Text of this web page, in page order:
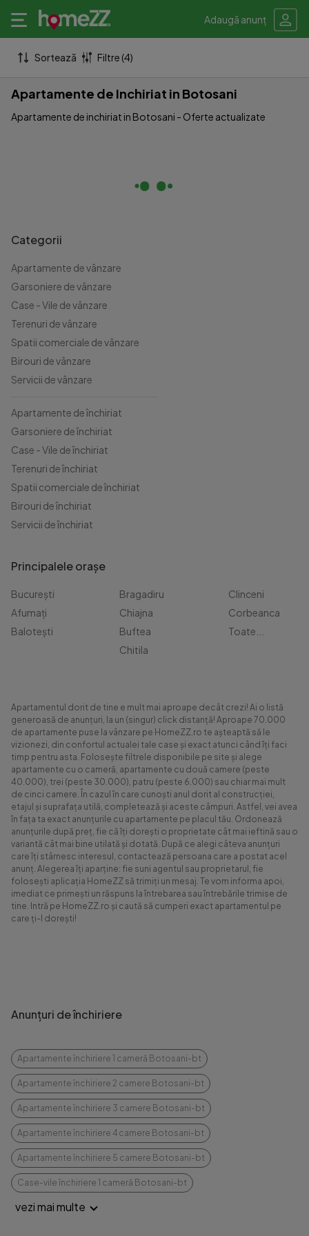
Adaugă anunț
Sortează Filtre (4)
Apartamente de Inchiriat in Botosani
Apartamente de inchiriat in Botosani - Oferte actualizate
Categorii
Apartamente de vânzare
Garsoniere de vânzare
Case - Vile de vânzare
Terenuri de vânzare
Spatii comerciale de vânzare
Birouri de vânzare
Servicii de vânzare
Apartamente de închiriat
Garsoniere de închiriat
Case - Vile de închiriat
Terenuri de închiriat
Spatii comerciale de închiriat
Birouri de închiriat
Servicii de închiriat
Principalele orașe
București
Afumați
Balotești
Bragadiru
Chiajna
Buftea
Chitila
Clinceni
Corbeanca
Toate...
Apartamentul dorit de tine e mult mai aproape decât crezi! Ai o listă
generoasă de anunțuri, la un (singur) click distanță! Aproape 70.000
de apartamente puse la vânzare pe HomeZZ.ro te așteaptă să le
vizionezi, din confortul actualei tale case și exact atunci când îți faci
timp pentru asta. Folosește filtrele disponibile pe site și alege
apartamente cu o cameră, apartamente cu două camere (peste
40.000), trei (peste 30.000), patru (peste 6.000) sau chiar mai mult
de cinci camere. În cazul în care cunoști anul dorit al construcției,
etajul și suprafața utilă, completează și aceste câmpuri. Astfel, vei avea
în fața ta exact anunțurile cu apartamente pe placul tău. Ordonează
anunțurile după preț, fie că îți dorești o proprietate cât mai ieftină sau o
variantă cât mai bine utilată și dotată. După ce alegi câteva anunțuri
care îți stârnesc interesul, contactează persoana care a postat acel
anunț. Alegerea îți aparține: fie suni agentul sau proprietarul, fie
folosești aplicația HomeZZ să trimiți un mesaj. Te vom informa apoi,
imediat ce primești un răspuns la întrebarea sau întrebările trimise de
tine. Intră pe HomeZZ.ro și caută să cumperi exact apartamentul pe
care ți-l dorești!
Anunțuri de închiriere
Apartamente închiriere 1 cameră Botosani-bt
Apartamente închiriere 2 camere Botosani-bt
Apartamente închiriere 3 camere Botosani-bt
Apartamente închiriere 4 camere Botosani-bt
Apartamente închiriere 5 camere Botosani-bt
Case-vile închiriere 1 cameră Botosani-bt
vezi mai multe